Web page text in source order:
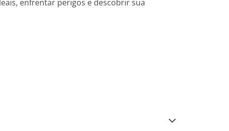
enfrentar perigos e descobrir sua